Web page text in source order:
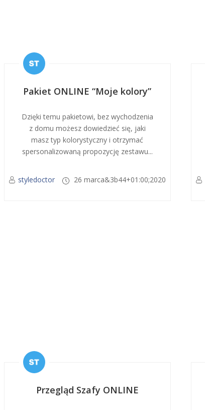
Pakiet ONLINE “Moje kolory”
Dzięki temu pakietowi, bez wychodzenia
z domu możesz dowiedzieć się, jaki
masz typ kolorystyczny i otrzymać
spersonalizowaną propozycję zestawu...
styledoctor 26 marca&3b44+01:00;2020
Przegląd Szafy ONLINE